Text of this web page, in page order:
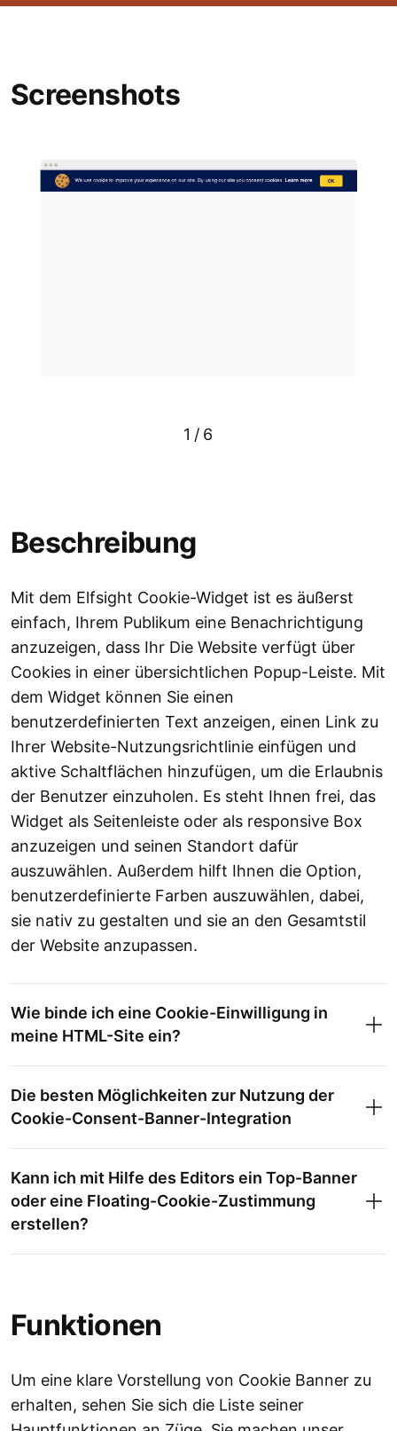
Screenshots
1 / 6
Beschreibung
Mit dem Elfsight Cookie-Widget ist es äußerst
einfach, Ihrem Publikum eine Benachrichtigung
anzuzeigen, dass Ihr Die Website verfügt über
Cookies in einer übersichtlichen Popup-Leiste. Mit
dem Widget können Sie einen
benutzerdefinierten Text anzeigen, einen Link zu
Ihrer Website-Nutzungsrichtlinie einfügen und
aktive Schaltflächen hinzufügen, um die Erlaubnis
der Benutzer einzuholen. Es steht Ihnen frei, das
Widget als Seitenleiste oder als responsive Box
anzuzeigen und seinen Standort dafür
auszuwählen. Außerdem hilft Ihnen die Option,
benutzerdefinierte Farben auszuwählen, dabei,
sie nativ zu gestalten und sie an den Gesamtstil
der Website anzupassen.
Wie binde ich eine Cookie-Einwilligung in
meine HTML-Site ein?
Die besten Möglichkeiten zur Nutzung der
Cookie-Consent-Banner-Integration
Kann ich mit Hilfe des Editors ein Top-Banner
oder eine Floating-Cookie-Zustimmung
erstellen?
Funktionen
Um eine klare Vorstellung von Cookie Banner zu
erhalten, sehen Sie sich die Liste seiner